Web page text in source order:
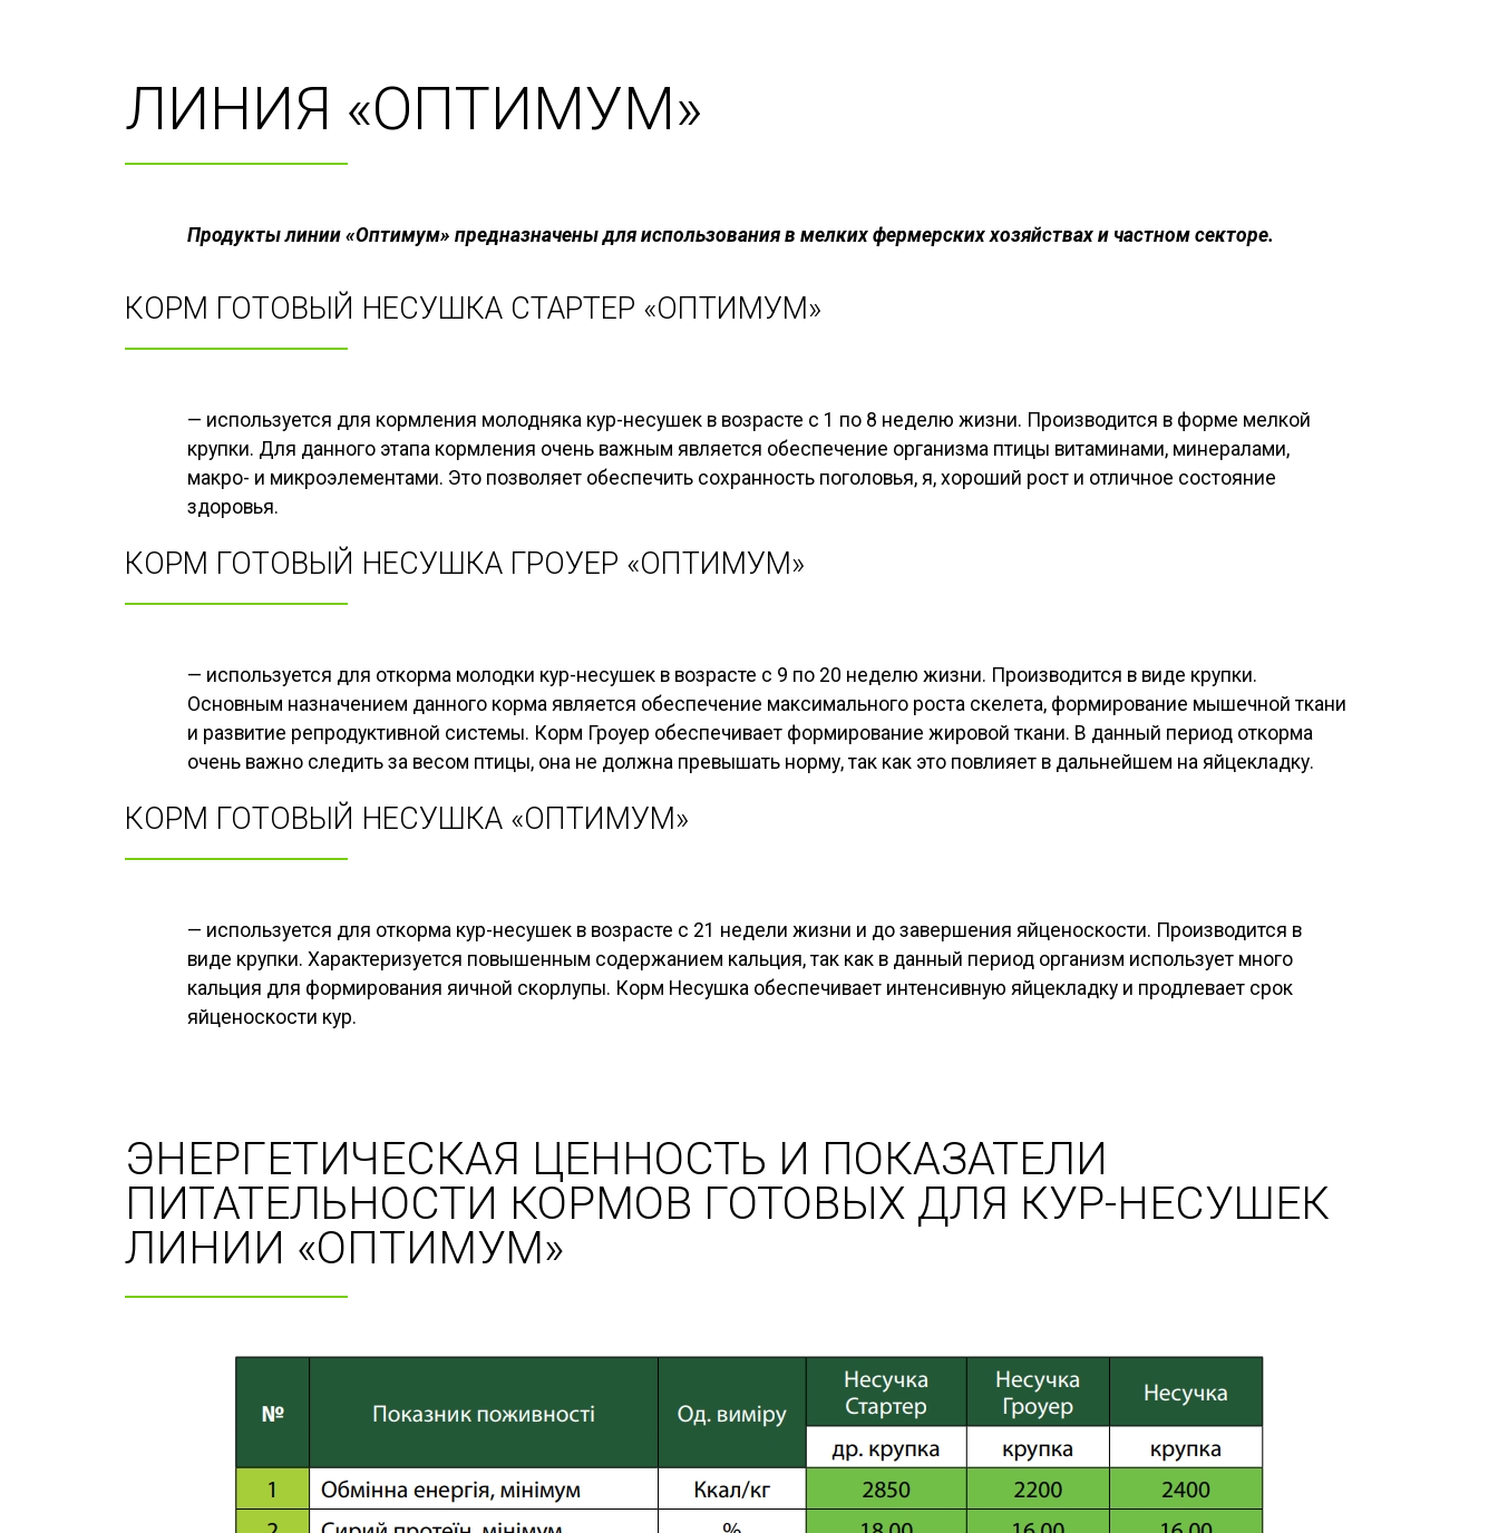
ЛИНИЯ «ОПТИМУМ»
Продукты линии «Оптимум» предназначены для использования в мелких фермерских хозяйствах и частном секторе.
КОРМ ГОТОВЫЙ НЕСУШКА СТАРТЕР «ОПТИМУМ»
— используется для кормления молодняка кур-несушек в возрасте с 1 по 8 неделю жизни. Производится в форме мелкой
крупки. Для данного этапа кормления очень важным является обеспечение организма птицы витаминами, минералами,
макро- и микроэлементами. Это позволяет обеспечить сохранность поголовья, я, хороший рост и отличное состояние
здоровья.
КОРМ ГОТОВЫЙ НЕСУШКА ГРОУЕР «ОПТИМУМ»
— используется для откорма молодки кур-несушек в возрасте с 9 по 20 неделю жизни. Производится в виде крупки.
Основным назначением данного корма является обеспечение максимального роста скелета, формирование мышечной ткани
и развитие репродуктивной системы. Корм Гроуер обеспечивает формирование жировой ткани. В данный период откорма
очень важно следить за весом птицы, она не должна превышать норму, так как это повлияет в дальнейшем на яйцекладку.
КОРМ ГОТОВЫЙ НЕСУШКА «ОПТИМУМ»
— используется для откорма кур-несушек в возрасте с 21 недели жизни и до завершения яйценоскости. Производится в
виде крупки. Характеризуется повышенным содержанием кальция, так как в данный период организм использует много
кальция для формирования яичной скорлупы. Корм Несушка обеспечивает интенсивную яйцекладку и продлевает срок
яйценоскости кур.
ЭНЕРГЕТИЧЕСКАЯ ЦЕННОСТЬ И ПОКАЗАТЕЛИ
ПИТАТЕЛЬНОСТИ КОРМОВ ГОТОВЫХ ДЛЯ КУР-НЕСУШЕК
ЛИНИИ «ОПТИМУМ»